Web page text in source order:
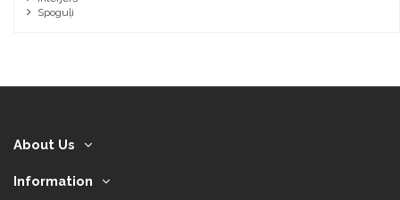
Spoguļi
About Us
Information